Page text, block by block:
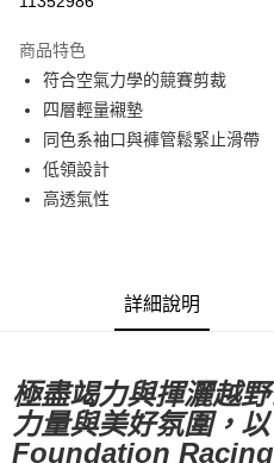
運送方式
全家店到店
每筆NT$80，滿NT$10,000(含以
付款後全家取貨
每筆NT$80，滿NT$10,000(含以
每筆NT$80，滿NT$10,000(含以
宅配
每筆NT$130，滿NT$10,000(含
商品特色
符合空氣力學的競賽剪裁
四層輕量襯墊
同色系袖口與褲管鬆緊止滑帶
低領設計
高透氣性
詳細說明
極盡竭力與揮灑越
力量與美好氛圍，
Foundation